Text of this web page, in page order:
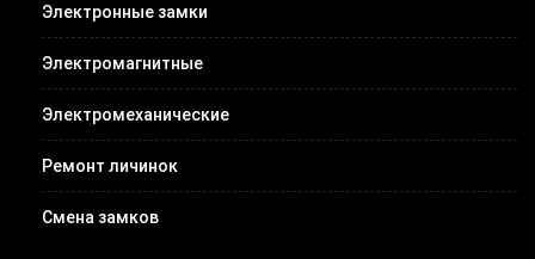
Электронные замки
Электромагнитные
Электромеханические
Ремонт личинок
Смена замков